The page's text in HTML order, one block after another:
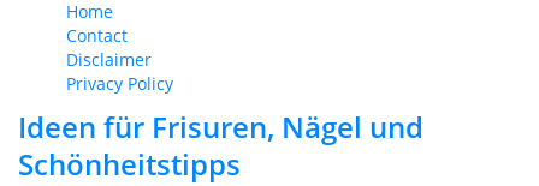
Home
Contact
Disclaimer
Privacy Policy
Ideen für Frisuren, Nägel und
Schönheitstipps